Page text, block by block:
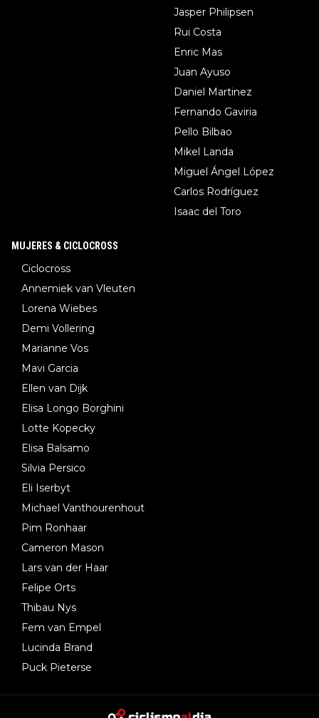
Jasper Philipsen
Rui Costa
Enric Mas
Juan Ayuso
Daniel Martinez
Fernando Gaviria
Pello Bilbao
Mikel Landa
Miguel Ángel López
Carlos Rodríguez
Isaac del Toro
MUJERES & CICLOCROSS
Ciclocross
Annemiek van Vleuten
Lorena Wiebes
Demi Vollering
Marianne Vos
Mavi Garcia
Ellen van Dijk
Elisa Longo Borghini
Lotte Kopecky
Elisa Balsamo
Silvia Persico
Eli Iserbyt
Michael Vanthourenhout
Pim Ronhaar
Cameron Mason
Lars van der Haar
Felipe Orts
Thibau Nys
Fem van Empel
Lucinda Brand
Puck Pieterse